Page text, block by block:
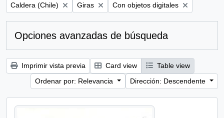
Remove filter:
Caldera (Chile) Remove filter:
Giras Remove filter:
Con objetos digitales
Opciones avanzadas de búsqueda
Imprimir vista previa Card view
Table view
Ordenar por: Relevancia
Dirección: Descendente